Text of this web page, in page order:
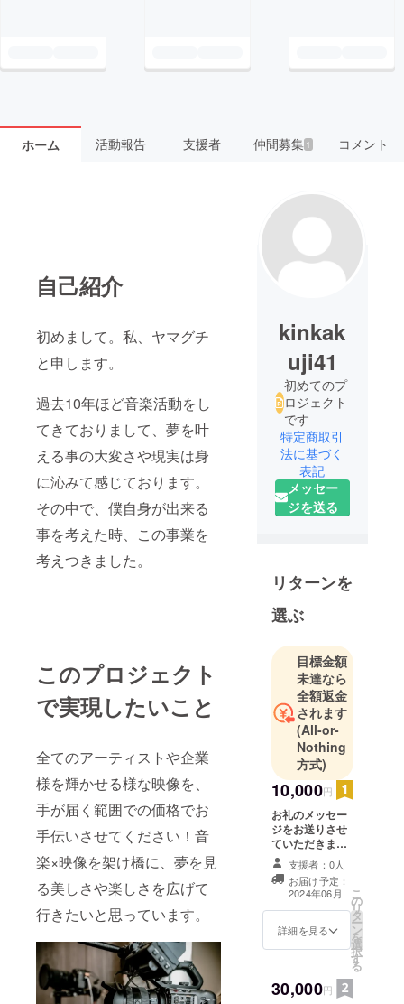
ホーム 活動報告 支援者 仲間募集 1 コメント
自己紹介
初めまして。私、ヤマグチ
と申します。
過去10年ほど音楽活動をし
てきておりまして、夢を叶
える事の大変さや現実は身
に沁みて感じております。
その中で、僕自身が出来る
事を考えた時、この事業を
考えつきました。
このプロジェクト
で実現したいこと
全てのアーティストや企業
様を輝かせる様な映像を、
手が届く範囲での価格でお
手伝いさせてください！音
楽×映像を架け橋に、夢を見
る美しさや楽しさを広げて
行きたいと思っています。
kinkak
uji41
初めてのプ
ロジェクト
です
特定商取引
法に基づく
表記
メッセー
ジを送る
リターンを
選ぶ
目標金額
未達なら
全額返金
されます
(All-or-
Nothing
方式)
10,000円
お礼のメッセー
ジをお送りさせ
ていただきま
す。支援者：0人
お届け予定：
2024年06月
詳細を見る
こ
の
リ
タ
ー
ン
を
選
択
す
る
30,000円